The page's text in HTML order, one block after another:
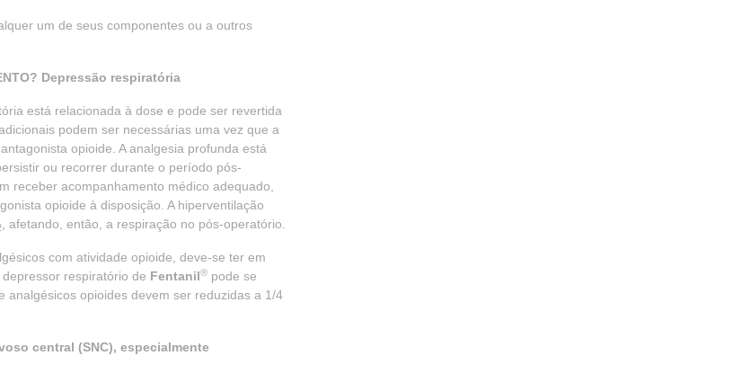
um de seus componentes ou a outros
Depressão respiratória
está relacionada à dose e pode ser revertida
podem ser necessárias uma vez que a
opioide. A analgesia profunda está
ou recorrer durante o período pós-
receber acompanhamento médico adequado,
opioide à disposição. A hiperventilação
, afetando, então, a respiração no pós-operatório.
com atividade opioide, deve-se ter em
respiratório de Fentanil® pode se
analgésicos opioides devem ser reduzidas a 1/4
central (SNC), especialmente